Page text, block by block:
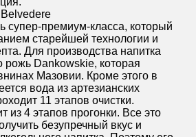
супер-премиум-класса, который
старейшей технологии и
Для производства напитка
рожь Dankowskie, которая
Мазовии. Кроме этого в
вода из артезианских
11 этапов очистки.
из 4 этапов прогонки. Все это
безупречный вкус и